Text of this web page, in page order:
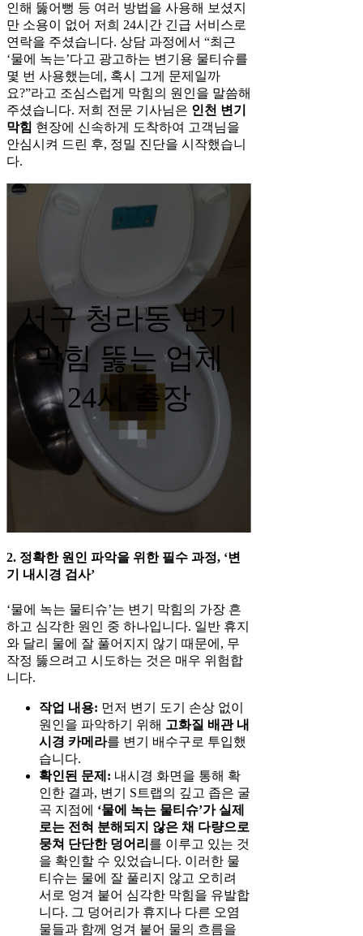
인해 뚫어뻥 등 여러 방법을 사용해 보셨지
만 소용이 없어 저희 24시간 긴급 서비스로
연락을 주셨습니다. 상담 과정에서 “최근
‘물에 녹는’다고 광고하는 변기용 물티슈를
몇 번 사용했는데, 혹시 그게 문제일까
요?”라고 조심스럽게 막힘의 원인을 말씀해
주셨습니다. 저희 전문 기사님은 인천 변기
막힘 현장에 신속하게 도착하여 고객님을
안심시켜 드린 후, 정밀 진단을 시작했습니
다.
서구 청라동 변기
막힘 뚫는 업체
24시 출장
2. 정확한 원인 파악을 위한 필수 과정, ‘변
기 내시경 검사’
‘물에 녹는 물티슈’는 변기 막힘의 가장 흔
하고 심각한 원인 중 하나입니다. 일반 휴지
와 달리 물에 잘 풀어지지 않기 때문에, 무
작정 뚫으려고 시도하는 것은 매우 위험합
니다.
작업 내용: 먼저 변기 도기 손상 없이
원인을 파악하기 위해 고화질 배관 내
시경 카메라를 변기 배수구로 투입했
습니다.
확인된 문제: 내시경 화면을 통해 확
인한 결과, 변기 S트랩의 깊고 좁은 굴
곡 지점에 ‘물에 녹는 물티슈’가 실제
로는 전혀 분해되지 않은 채 다량으로
뭉쳐 단단한 덩어리 를 이루고 있는 것
을 확인할 수 있었습니다. 이러한 물
티슈는 물에 잘 풀리지 않고 오히려
서로 엉겨 붙어 심각한 막힘을 유발합
니다. 그 덩어리가 휴지나 다른 오염
물들과 함께 엉겨 붙어 물의 흐름을